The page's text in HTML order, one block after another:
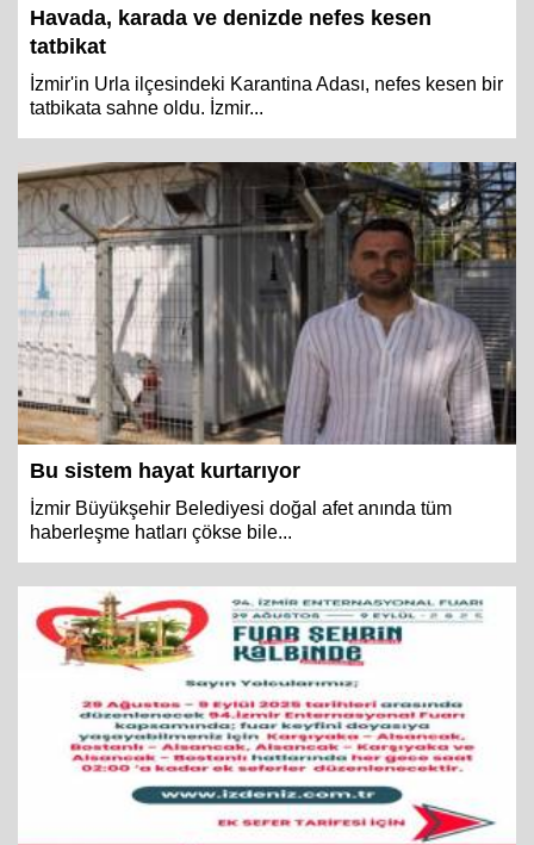
Havada, karada ve denizde nefes kesen
tatbikat
İzmir'in Urla ilçesindeki Karantina Adası, nefes kesen bir
tatbikata sahne oldu. İzmir...
Bu sistem hayat kurtarıyor
İzmir Büyükşehir Belediyesi doğal afet anında tüm
haberleşme hatları çökse bile...